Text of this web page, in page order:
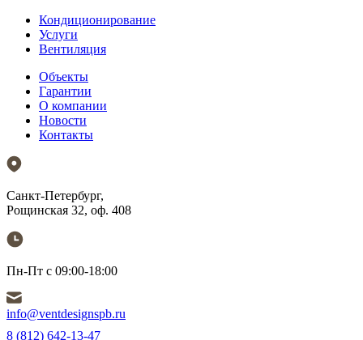
Кондиционирование
Услуги
Вентиляция
Объекты
Гарантии
О компании
Новости
Контакты
Санкт-Петербург,
Рощинская 32, оф. 408
Пн-Пт с 09:00-18:00
info@ventdesignspb.ru
8 (812) 642-13-47